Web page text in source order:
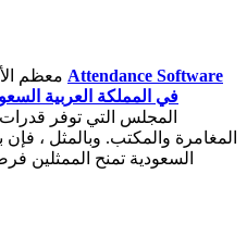
Attendance Software
في المملكة العربية
المجلس التي توفر
المغامرة والمكتب. وبالمثل ،
السعودية تمنح الممثلين